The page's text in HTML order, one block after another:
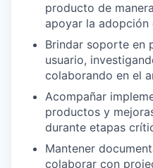
producto de
apoyar la adopción
Brindar soporte en
usuario,
colaborando en el
Acompañar
productos y
durante etapas
Mantener
colaborar con